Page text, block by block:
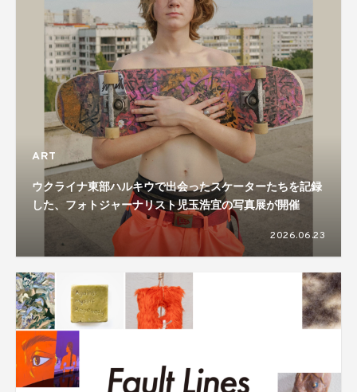
ART
ウクライナ東部ハルキウで出会ったスケーターたちを記録
した、フォトジャーナリスト児玉浩宜の写真展が開催
2026.06.23